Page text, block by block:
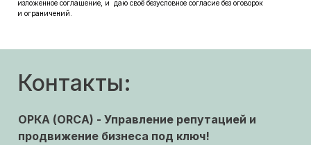
изложенное соглашение, и даю своё безусловное согласие без оговорок
и ограничений.
ОРКА (ORCA) - Управление репутацией и
продвижение бизнеса под ключ!
Контакты: